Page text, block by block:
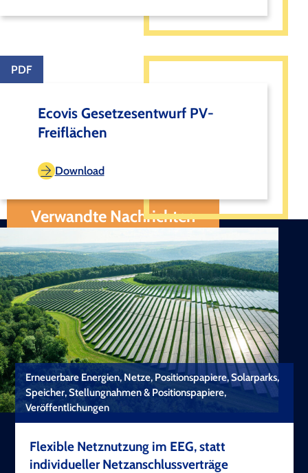
PDF
Ecovis Gesetzesentwurf PV-
Freiflächen
Download
Verwandte Nachrichten
Erneuerbare Energien, Netze, Positionspapiere, Solarparks,
Speicher, Stellungnahmen & Positionspapiere,
Veröffentlichungen
Flexible Netznutzung im EEG, statt
individueller Netzanschlussverträge